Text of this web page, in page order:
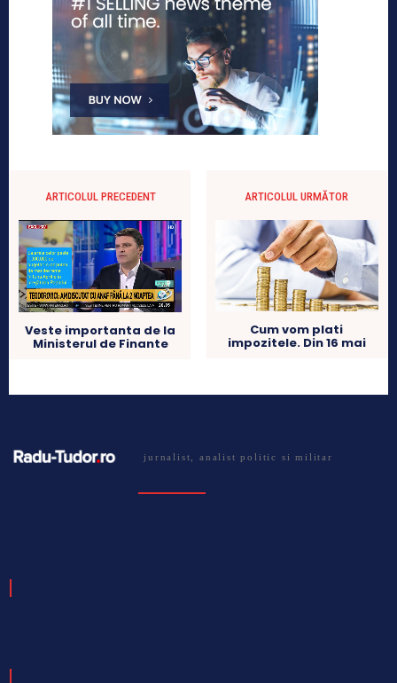
ARTICOLUL PRECEDENT
Veste importanta de la
Ministerul de Finante
ARTICOLUL URMĂTOR
Cum vom plati
impozitele. Din 16 mai
jurnalist, analist politic si militar